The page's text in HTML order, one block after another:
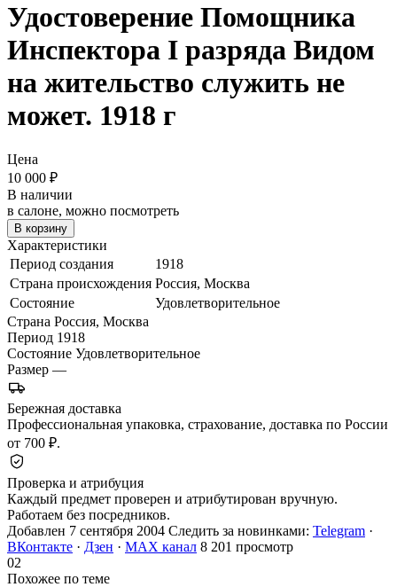
Удостоверение Помощника
Инспектора I разряда Видом
на жительство служить не
может. 1918 г
Цена
10 000 ₽
В наличии
в салоне, можно посмотреть
В корзину
Характеристики
Период создания
1918
Страна происхождения Россия, Москва
Состояние
Удовлетворительное
Страна Россия, Москва
Период 1918
Состояние Удовлетворительное
Размер —
Бережная доставка
Профессиональная упаковка, страхование, доставка по России
от 700 ₽.
Проверка и атрибуция
Каждый предмет проверен и атрибутирован вручную.
Работаем без посредников.
Добавлен 7 сентября 2004 Следить за новинками: Telegram ·
ВКонтакте · Дзен · MAX канал 8 201 просмотр
02
Похожее по теме